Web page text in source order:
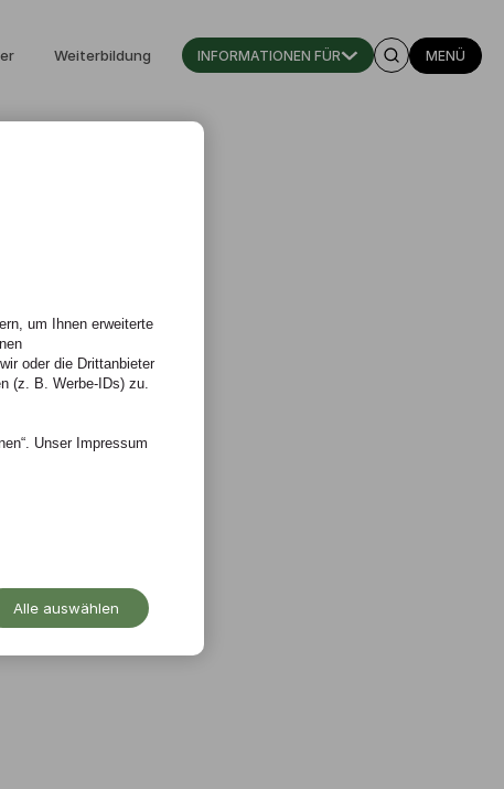
Weiterbildung INFORMATIONEN FÜR MENÜ
um Ihnen erweiterte
oder die Drittanbieter
(z. B. Werbe-IDs) zu.
Unser Impressum
Alle auswählen